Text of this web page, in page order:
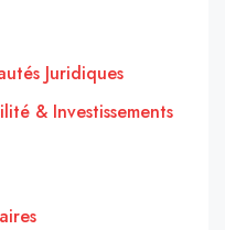
Juridiques
& Investissements